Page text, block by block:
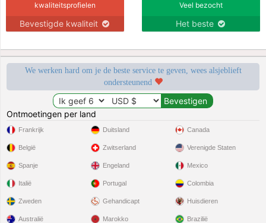
kwaliteitsprofielen
Bevestigde kwaliteit
Veel bezocht
Het beste
We werken hard om je de beste service te geven, wees alsjeblieft
ondersteunend
Ontmoetingen per land
Frankrijk
België
Spanje
Italië
Zweden
Duitsland
Zwitserland
Engeland
Portugal
Gehandicapt
Canada
Verenigde Staten
Mexico
Colombia
Huisdieren
Australië Marokko Brazilië